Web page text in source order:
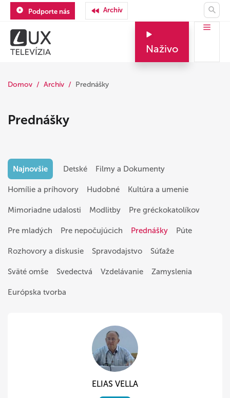
Podporte nás Archív
Naživo
Domov Archív Prednášky
Prednášky
Najnovšie Detské Filmy a Dokumenty
Homílie a príhovory Hudobné Kultúra a umenie
Mimoriadne udalosti Modlitby Pre gréckokatolíkov
Pre mladých Pre nepočujúcich Prednášky Púte
Rozhovory a diskusie Spravodajstvo Súťaže
Sväté omše Svedectvá Vzdelávanie Zamyslenia
Európska tvorba
ELIAS VELLA